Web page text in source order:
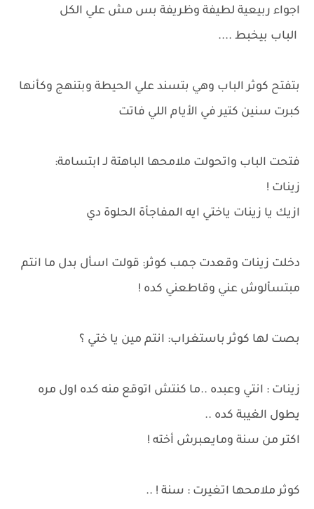
اجواء ربيعية لطيفة وظريفة بس مش علي الكل
الباب بيخبط ....
بتفتح كوثر الباب وهي بتسند علي الحيطة وبتنهج وكأنها
كبرت سنين كتير في الأيام اللي فاتت
فتحت الباب واتحولت ملامحها الباهتة لـ ابتسامة:
زينات !
ازيك يا زينات ياختي ايه المفاجأة الحلوة دي
دخلت زينات وقعدت جمب كوثر: قولت اسأل بدل ما انتم
مبتسألوش عني وقاطعني كده !
بصت لها كوثر باستغراب: انتم مين يا ختي ؟
زينات : انتي وعبده ..ما كنتش اتوقع منه كده اول مره
يطول الغيبة كده ..
اكتر من سنة ومايعبرش أخته !
كوثر ملامحها اتغيرت : سنة ! ..